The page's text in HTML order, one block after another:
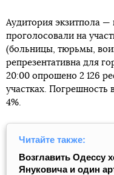
Аудитория экзитпола —
проголосовали на
(больницы, тюрьмы,
репрезентативна для
20:00 опрошено 2 126
участках.
4%.
Читайте также:
Возглавить Одессу
Януковича и один